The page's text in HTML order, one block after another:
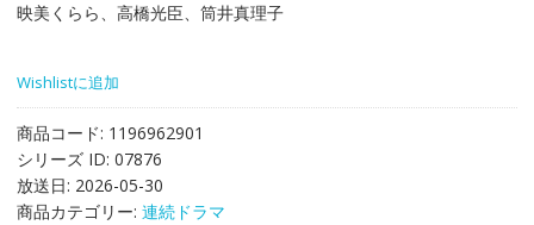
映美くらら、高橋光臣、筒井真理子
Wishlistに追加
商品コード: 1196962901
シリーズ ID: 07876
放送日: 2026-05-30
商品カテゴリー: 連続ドラマ